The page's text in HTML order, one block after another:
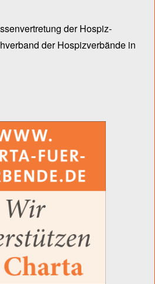
der Hospiz­
der Hospiz­verbände in